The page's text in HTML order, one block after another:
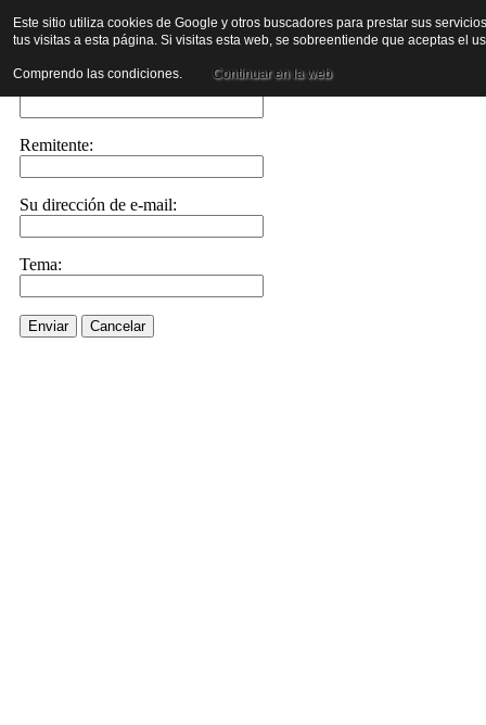
Enviar este enlace a un amigo por e-mail
Enviar e-mail a::
Remitente:
Su dirección de e-mail:
Tema:
Enviar Cancelar
Este sitio utiliza cookies de Google y otros buscadores para prestar sus
tus visitas a esta página. Si visitas esta web, se sobreentiende que aceptas el
Comprendo las condiciones. Continuar en la web